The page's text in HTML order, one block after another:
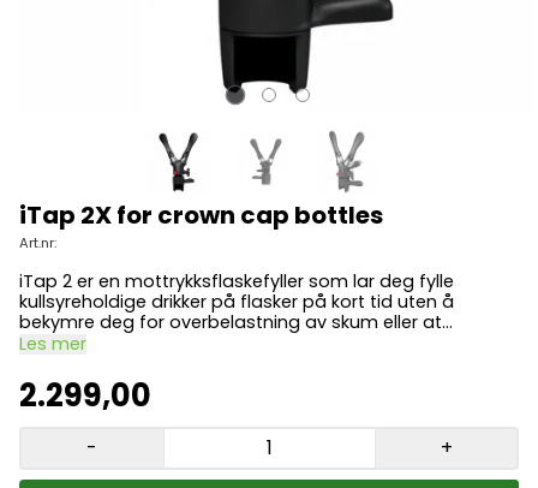
iTap 2X for crown cap bottles
Art.nr:
iTap 2 er en mottrykksflaskefyller som lar deg fylle
kullsyreholdige drikker på flasker på kort tid uten å
bekymre deg for overbelastning av skum eller at
oksygen ødelegger drikkene dine. Koble to forskjellige øl
ferskt og kullsyreholdig Enkel og ren tapping Rask fylling
(50–60 flasker/time) Leveres som standard med
klemmelås for langhalsede ølflasker med 26 mm kork;
klemmelåser for andre flasker er separat tilgjengelig (se
tilbehør) Minimalt tap (1 %) 5 års garanti iTap 2 er
Les mer
2.299,00
- +